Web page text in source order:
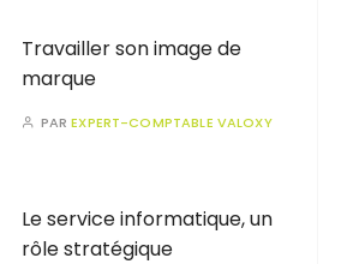
Travailler son image de
marque
PAREXPERT-COMPTABLE VALOXY
Le service informatique, un
rôle stratégique